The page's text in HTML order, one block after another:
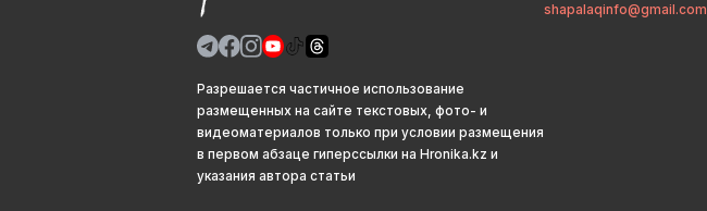
Разрешается частичное использование
размещенных на сайте текстовых, фото- и
видеоматериалов только при условии размещения
в первом абзаце гиперссылки на Hronika.kz и
указания автора статьи
shapalaqinfo@gmail.com